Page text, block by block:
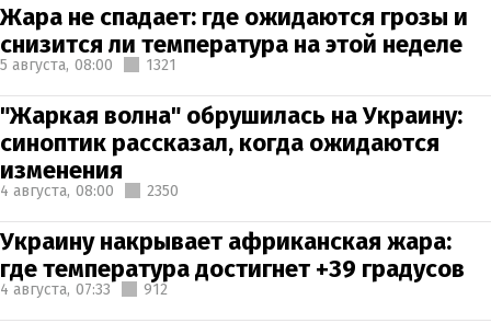
Жара не спадает: где ожидаются грозы и
снизится ли температура на этой неделе
5 августа, 08:00 1321
"Жаркая волна" обрушилась на Украину:
синоптик рассказал, когда ожидаются
изменения
4 августа, 08:00 2350
Украину накрывает африканская жара:
где температура достигнет +39 градусов
4 августа, 07:33 912